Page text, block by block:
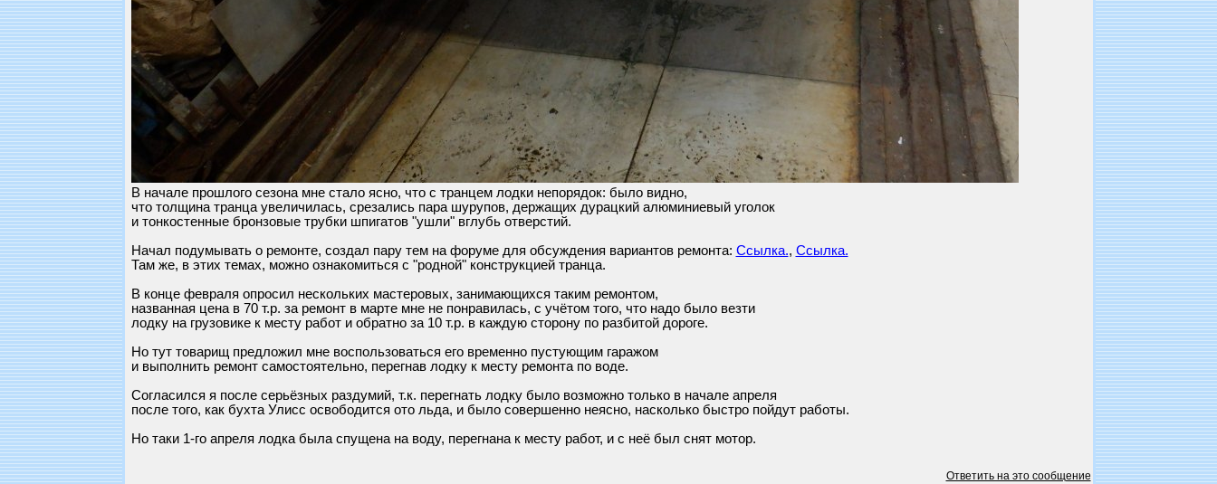
В начале прошлого сезона мне стало ясно, что с транцем лодки непорядок: было видно,
что толщина транца увеличилась, срезались пара шурупов, держащих дурацкий алюминиевый уголок
и тонкостенные бронзовые трубки шпигатов "ушли" вглубь отверстий.
Начал подумывать о ремонте, создал пару тем на форуме для обсуждения вариантов ремонта: Ссылка., Ссылка.
Там же, в этих темах, можно ознакомиться с "родной" конструкцией транца.
В конце февраля опросил нескольких мастеровых, занимающихся таким ремонтом,
названная цена в 70 т.р. за ремонт в марте мне не понравилась, с учётом того, что надо было везти
лодку на грузовике к месту работ и обратно за 10 т.р. в каждую сторону по разбитой дороге.
Но тут товарищ предложил мне воспользоваться его временно пустующим гаражом
и выполнить ремонт самостоятельно, перегнав лодку к месту ремонта по воде.
Согласился я после серьёзных раздумий, т.к. перегнать лодку было возможно только в начале апреля
после того, как бухта Улисс освободится ото льда, и было совершенно неясно, насколько быстро пойдут работы.
Но таки 1-го апреля лодка была спущена на воду, перегнана к месту работ, и с неё был снят мотор.
Ответить на это сообщение